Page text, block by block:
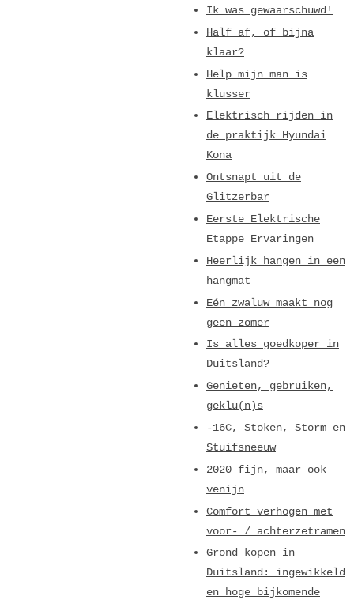
Ik was gewaarschuwd!
Half af, of bijna
klaar?
Help mijn man is
klusser
Elektrisch rijden in
de praktijk Hyundai
Kona
Ontsnapt uit de
Glitzerbar
Eerste Elektrische
Etappe Ervaringen
Heerlijk hangen in een
hangmat
Eén zwaluw maakt nog
geen zomer
Is alles goedkoper in
Duitsland?
Genieten, gebruiken,
geklu(n)s
-16C, Stoken, Storm en
Stuifsneeuw
2020 fijn, maar ook
venijn
Comfort verhogen met
voor- / achterzetramen
Grond kopen in
Duitsland: ingewikkeld
en hoge bijkomende